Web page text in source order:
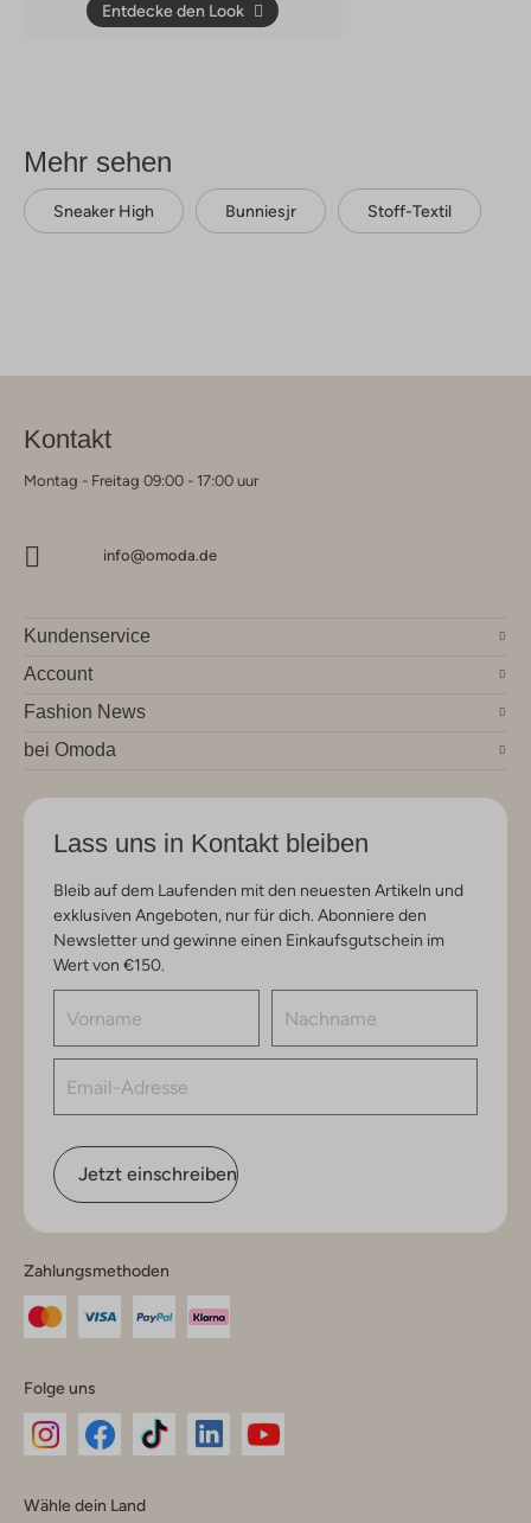
Entdecke den Look
Mehr sehen
Sneaker High Bunniesjr Stoff-Textil
Kontakt
Montag - Freitag 09:00 - 17:00 uur
info@omoda.de
Kundenservice
Account
Fashion News
bei Omoda
Lass uns in Kontakt bleiben
Bleib auf dem Laufenden mit den neuesten Artikeln und
exklusiven Angeboten, nur für dich. Abonniere den
Newsletter und gewinne einen Einkaufsgutschein im
Wert von €150.
Jetzt einschreiben
Zahlungsmethoden
Folge uns
Wähle dein Land